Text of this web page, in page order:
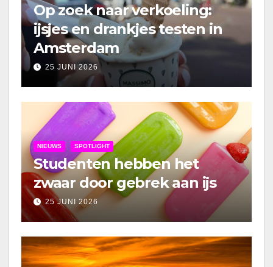
Op zoek naar verkoeling:
ijsjes en drankjes testen in
Amsterdam
25 JUNI 2026
NIEUWS SPOTLIGHT
Studenten hebben het
zwaar door gebrek aan ijs
25 JUNI 2026